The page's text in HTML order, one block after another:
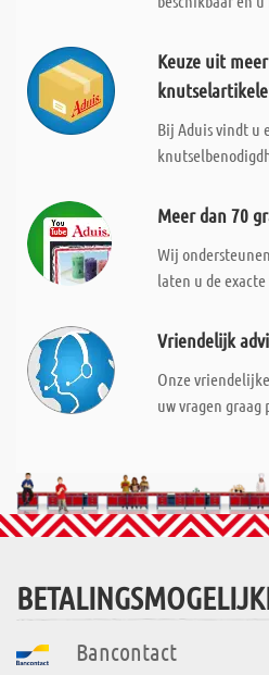
Keuze uit
Bij Aduis vindt u
Meer dan 70
Wij
laten u de
Vriendelijk
Onze
uw vragen
Bancontact